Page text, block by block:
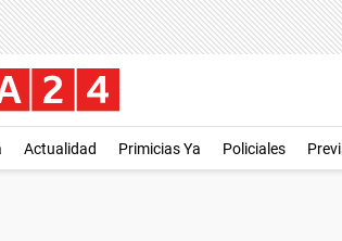
Actualidad Primicias Ya Policiales